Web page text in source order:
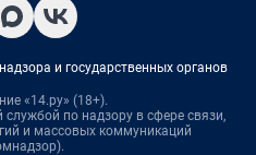
и государственных органов
«14.ру» (18+).
по надзору в сфере связи,
и массовых коммуникаций